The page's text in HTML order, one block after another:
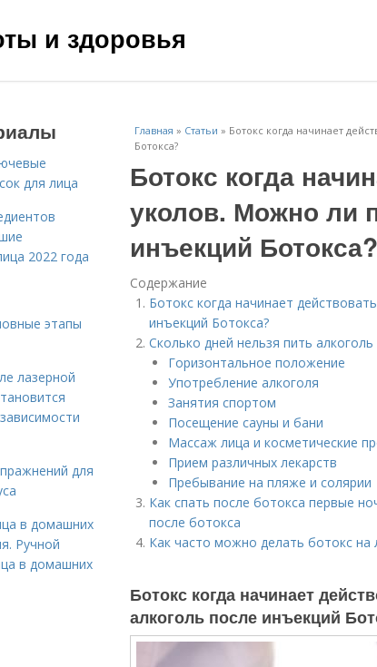
и здоровья
Главная » Статьи » Ботокс когда начинает
Ботокса?
Ботокс когда
уколов. Можно ли
инъекций Ботокса?
Содержание
Ботокс когда начинает
инъекций Ботокса?
Сколько дней нельзя пить
Горизонтальное положение
Употребление алкоголя
Занятия спортом
Посещение сауны и бани
Массаж лица и косметические
Прием различных лекарств
Пребывание на пляже и солярии
Как спать после ботокса первые
после ботокса
Как часто можно делать ботокс на
Ботокс когда начинает
алкоголь после инъекций
для лица
2022 года
этапы
лазерной
для
в домашних
Ручной
в домашних